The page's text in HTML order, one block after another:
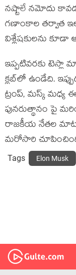
నష్టాలే నమోదు
గణాంకాల తర్వాత
విశ్లేషకులను కూడా
ఇప్పటివరకు టెస్లా
క్లబ్‌లో ఉండేది.
ట్రంప్, మస్క్
పునరుత్థానం పై
రాజకీయ నేతల
మరోసారి
Tags Elon Musk